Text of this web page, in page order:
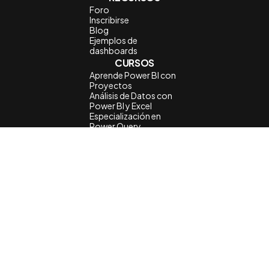
Foro
Inscribirse
Blog
Ejemplos de
dashboards
CURSOS
Aprende Power BI con
Proyectos
Análisis de Datos con
Power BI y Excel
Especialización en
Power Query